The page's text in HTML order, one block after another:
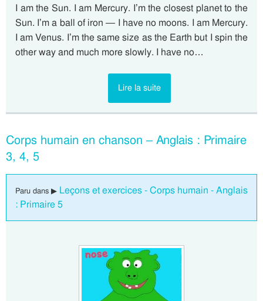
I am the Sun. I am Mercury. I’m the closest planet to the
Sun. I’m a ball of iron — I have no moons. I am Mercury.
I am Venus. I’m the same size as the Earth but I spin the
other way and much more slowly. I have no…
Lire la suite
Corps humain en chanson – Anglais : Primaire
3, 4, 5
Paru dans ▶ Leçons et exercices - Corps humain - Anglais
: Primaire 5